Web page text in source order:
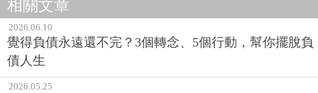
相關文章
2026.06.10
覺得負債永遠還不完？3個轉念、5個行動，幫你擺脫負
債人生
2026.05.25